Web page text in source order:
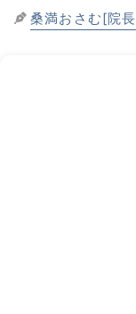
桑満おさむ[院